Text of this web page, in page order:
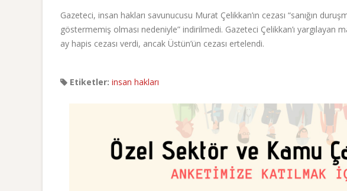
Gazeteci, insan hakları savunucusu Murat Çelikkan’ın cezası “sanığın
göstermemiş olması nedeniyle” indirilmedi. Gazeteci Çelikkan’ı yargılayan
ay hapis cezası verdi, ancak Üstün’ün cezası ertelendi.
Etiketler: insan hakları